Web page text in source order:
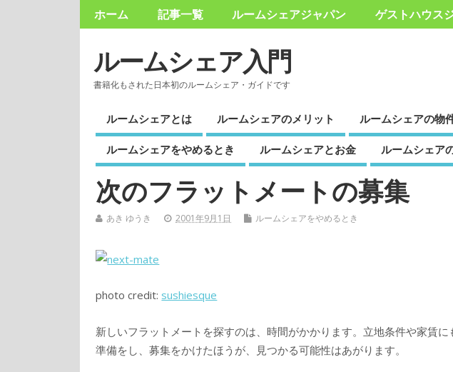
ホーム 記事一覧 ルームシェアジャパン ゲストハウス
ルームシェア入門
書籍化もされた日本初のルームシェア・ガイドです
ルームシェアとは ルームシェアのメリット ルームシェアの物
ルームシェアをやめるとき ルームシェアとお金 ルームシェア
次のフラットメートの募集
あき ゆうき 2001年9月1日 ルームシェアをやめるとき
photo credit: sushiesque
新しいフラットメートを探すのは、時間がかかります。立地条件や家賃
準備をし、募集をかけたほうが、見つかる可能性はあがります。